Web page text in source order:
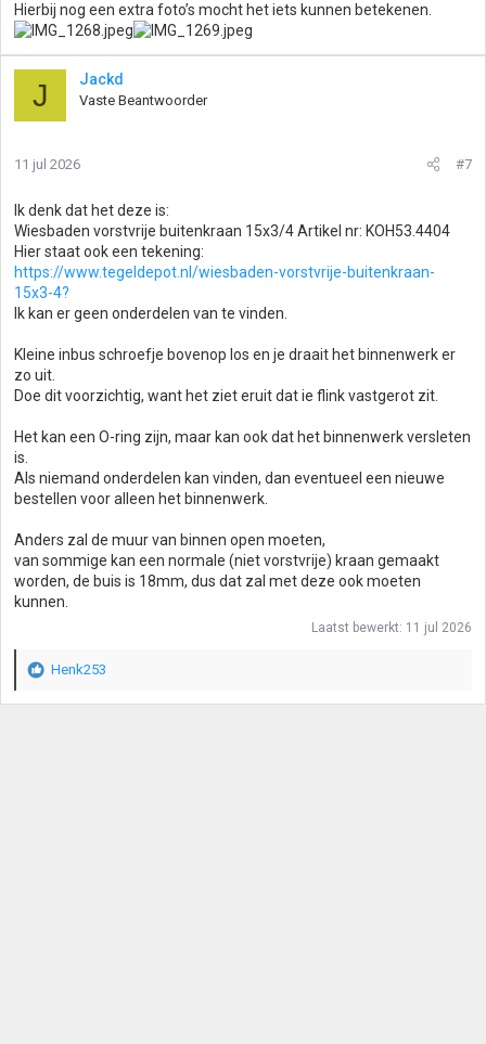
Hierbij nog een extra foto’s mocht het iets kunnen betekenen.
J Jackd
Vaste Beantwoorder
11 jul 2026 #7
Ik denk dat het deze is:
Wiesbaden vorstvrije buitenkraan 15x3/4 Artikel nr: KOH53.4404
Hier staat ook een tekening:
https://www.tegeldepot.nl/wiesbaden-vorstvrije-buitenkraan-
15x3-4?
Ik kan er geen onderdelen van te vinden.
Kleine inbus schroefje bovenop los en je draait het binnenwerk er
zo uit.
Doe dit voorzichtig, want het ziet eruit dat ie flink vastgerot zit.
Het kan een O-ring zijn, maar kan ook dat het binnenwerk versleten
is.
Als niemand onderdelen kan vinden, dan eventueel een nieuwe
bestellen voor alleen het binnenwerk.
Anders zal de muur van binnen open moeten,
van sommige kan een normale (niet vorstvrije) kraan gemaakt
worden, de buis is 18mm, dus dat zal met deze ook moeten
kunnen.
Laatst bewerkt: 11 jul 2026
W
Henk253